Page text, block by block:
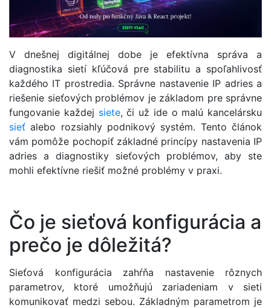
V dnešnej digitálnej dobe je efektívna správa a
diagnostika sietí kľúčová pre stabilitu a spoľahlivosť
každého IT prostredia. Správne nastavenie IP adries a
riešenie sieťových problémov je základom pre správne
fungovanie každej siete, či už ide o malú kancelársku
sieť alebo rozsiahly podnikový systém. Tento článok
vám pomôže pochopiť základné princípy nastavenia IP
adries a diagnostiky sieťových problémov, aby ste
mohli efektívne riešiť možné problémy v praxi.
Čo je sieťová konfigurácia a
prečo je dôležitá?
Sieťová konfigurácia zahŕňa nastavenie rôznych
parametrov, ktoré umožňujú zariadeniam v sieti
komunikovať medzi sebou. Základným parametrom je